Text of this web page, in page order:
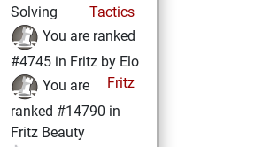
Solving
Tactics
You are ranked
#4745 in Fritz by Elo
Fritz
You are
ranked #14790 in
Fritz Beauty